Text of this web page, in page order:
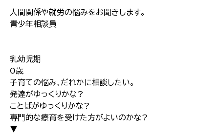
人間関係や就労の悩みをお聞きします｡
青少年相談員
乳幼児期
0歳
子育ての悩み､だれかに相談したい｡
発達がゆっくりかな?
ことばがゆっくりかな?
専門的な療育を受けた方がよいのかな?
▼